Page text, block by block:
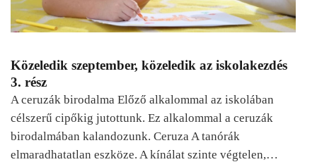
Közeledik szeptember, közeledik az iskolakezdés
3. rész
A ceruzák birodalma Előző alkalommal az iskolában
célszerű cipőkig jutottunk. Ez alkalommal a ceruzák
birodalmában kalandozunk. Ceruza A tanórák
elmaradhatatlan eszköze. A kínálat szinte végtelen,…